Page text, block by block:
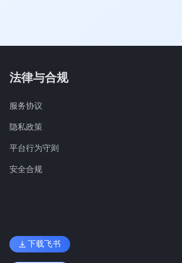
法律与合规
服务协议
隐私政策
平台行为守则
安全合规
下载飞书